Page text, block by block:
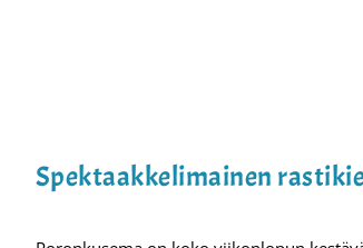
Spektaakkelimainen